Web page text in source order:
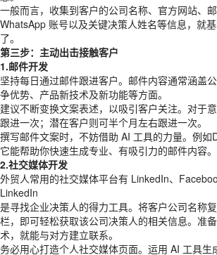
一般而言，收集到客户的公司名称、官方网站、邮
WhatsApp 账号以及关键决策人姓名等信息，就
了。
第三步：主动出击接触客户
1.邮件开发
坚持每日通过邮件跟进客户。邮件内容通常涵盖
争优势、产品新技术及新功能等方面。
建议不断变换文案表述，以吸引客户关注。对于
跟进一次；潜在客户则可半个月左右跟进一次。
撰写邮件文案时，不妨借助 AI 工具的力量。例如
它能帮助你快速生成专业、有吸引力的邮件内容。
2.社交媒体开发
外贸人常用的社交媒体平台有 LinkedIn、
LinkedIn
是寻找企业决策人的得力工具。将客户公司名称
栏，即可轻松获取该公司决策人的相关信息。准
术，就能与对方建立联系。
务必用心打造个人社交媒体页面。运用 AI 工具生